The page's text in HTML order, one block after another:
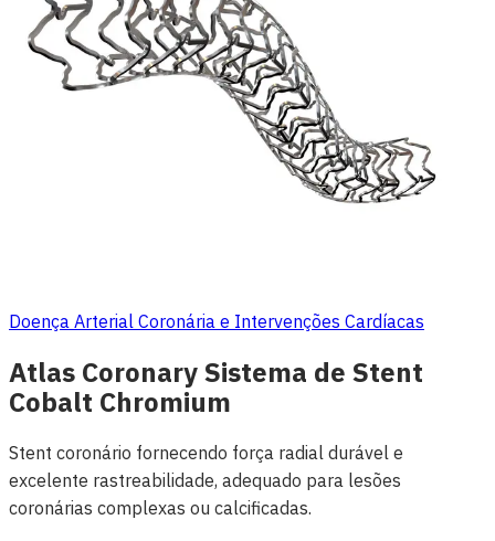
Doença Arterial Coronária e Intervenções Cardíacas
Atlas Coronary Sistema de Stent
Cobalt Chromium
Stent coronário fornecendo força radial durável e
excelente rastreabilidade, adequado para lesões
coronárias complexas ou calcificadas.